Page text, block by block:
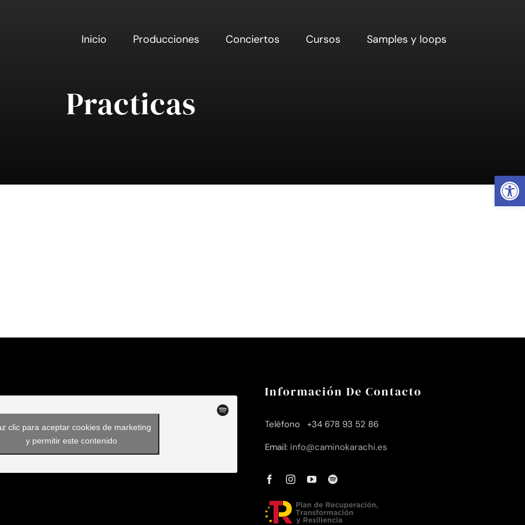
Abrir
Inicio Producciones Conciertos Cursos Samples y loops
Practicas
clic para aceptar cookies de marketing
y permitir este contenido
Información De Contacto
Teléfono +34 678 93 52 86
Email: info@caminokarachi.es